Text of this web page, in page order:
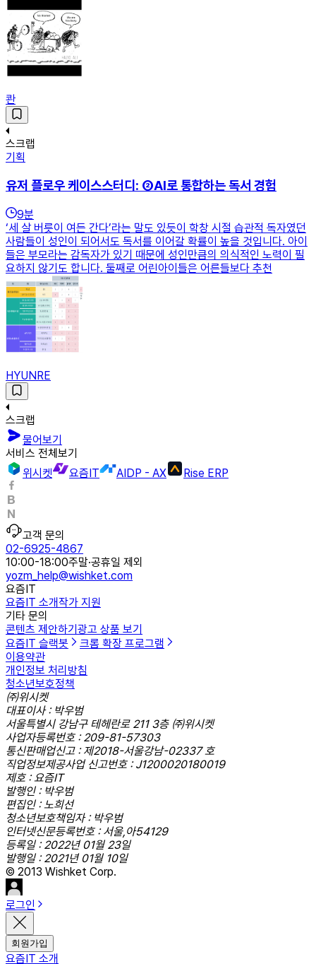
콴
스크랩
기획
유저 플로우 케이스스터디: ②AI로 통합하는 독서 경험
9분
‘세 살 버릇이 여든 간다’라는 말도 있듯이 학창 시절 습관적 독자였던
사람들이 성인이 되어서도 독서를 이어갈 확률이 높을 것입니다. 아이
들은 부모라는 감독자가 있기 때문에 성인만큼의 의식적인 노력이 필
요하지 않기도 합니다. 둘째로 어린아이들은 어른들보다 추천
HYUNRE
스크랩
물어보기
서비스 전체보기
위시켓
요즘IT AIDP - AX Rise ERP
고객 문의
02-6925-4867
10:00-18:00주말·공휴일 제외
yozm_help@wishket.com
요즘IT
요즘IT 소개작가 지원
기타 문의
콘텐츠 제안하기광고 상품 보기
요즘IT 슬랙봇
크롬 확장 프로그램
이용약관
개인정보 처리방침
청소년보호정책
㈜위시켓
대표이사 : 박우범
서울특별시 강남구 테헤란로 211 3층 ㈜위시켓
사업자등록번호 : 209-81-57303
통신판매업신고 : 제2018-서울강남-02337 호
직업정보제공사업 신고번호 : J1200020180019
제호 : 요즘IT
발행인 : 박우범
편집인 : 노희선
청소년보호책임자 : 박우범
인터넷신문등록번호 : 서울,아54129
등록일 : 2022년 01월 23일
발행일 : 2021년 01월 10일
© 2013 Wishket Corp.
로그인
회원가입
요즘IT 소개